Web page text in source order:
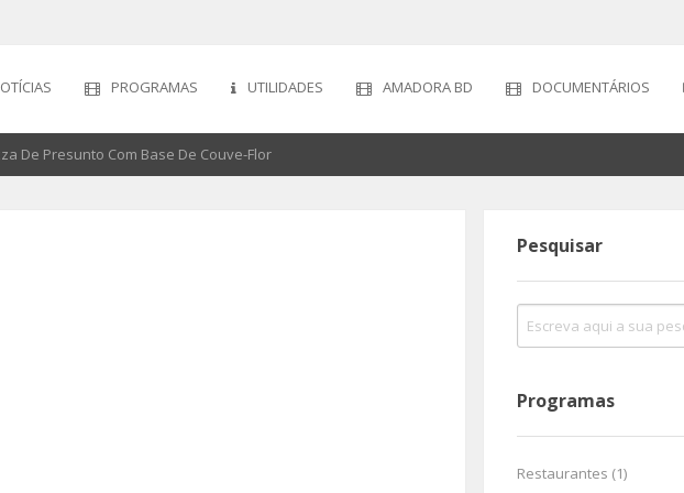
PROGRAMAS UTILIDADES AMADORA BD DOCUMENTÁRIOS
De Presunto Com Base De Couve-Flor
Pesquisar
Programas
Restaurantes (1)